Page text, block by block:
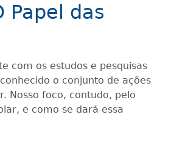
Papel das
com os estudos e pesquisas
o conjunto de ações
Nosso foco, contudo, pelo
e como se dará essa